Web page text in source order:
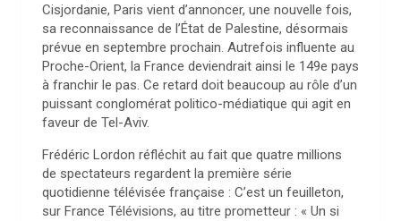
Cisjordanie, Paris vient d’annoncer, une nouvelle fois,
sa reconnaissance de l’État de Palestine, désormais
prévue en septembre prochain. Autrefois influente au
Proche-Orient, la France deviendrait ainsi le 149e pays
à franchir le pas. Ce retard doit beaucoup au rôle d’un
puissant conglomérat politico-médiatique qui agit en
faveur de Tel-Aviv.
Frédéric Lordon réfléchit au fait que quatre millions
de spectateurs regardent la première série
quotidienne télévisée française : C’est un feuilleton,
sur France Télévisions, au titre prometteur : « Un si